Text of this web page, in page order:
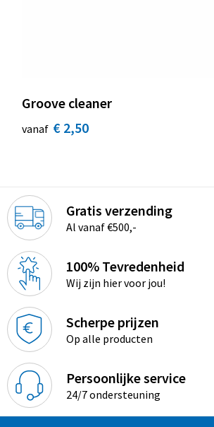
Groove cleaner
vanaf € 2,50
Gratis verzending
Al vanaf €500,-
100% Tevredenheid
Wij zijn hier voor jou!
Scherpe prijzen
Op alle producten
Persoonlijke service
24/7 ondersteuning